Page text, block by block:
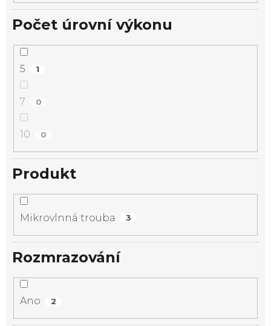
Počet úrovní výkonu
5 1
7 0
10 0
Produkt
Mikrovlnná trouba 3
Rozmrazování
Ano 2